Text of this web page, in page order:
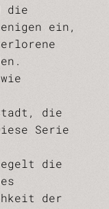
die
ein,
die
Serie
die
der